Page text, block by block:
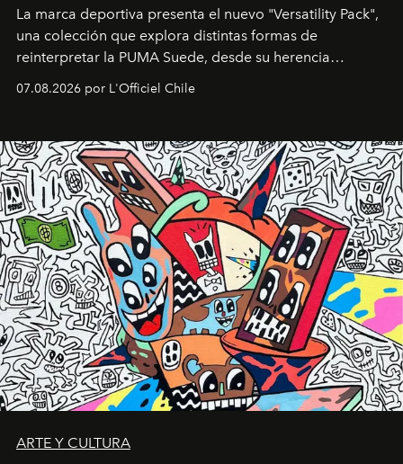
La marca deportiva presenta el nuevo "Versatility Pack",
una colección que explora distintas formas de
reinterpretar la PUMA Suede, desde su herencia
deportiva hasta una mirada moderna inspirada en el
diseño y el universo outdoor.
07.08.2026 por L'Officiel Chile
ARTE Y CULTURA